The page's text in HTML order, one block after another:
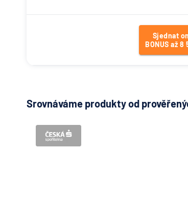
Sjednat
BONUS až 8
Srovnáváme produkty od